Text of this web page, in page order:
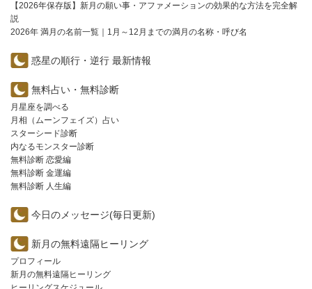
【2026年保存版】新月の願い事・アファメーションの効果的な方法を完全解
説
2026年 満月の名前一覧｜1月～12月までの満月の名称・呼び名
惑星の順行・逆行 最新情報
無料占い・無料診断
月星座を調べる
月相（ムーンフェイズ）占い
スターシード診断
内なるモンスター診断
無料診断 恋愛編
無料診断 金運編
無料診断 人生編
今日のメッセージ(毎日更新)
新月の無料遠隔ヒーリング
プロフィール
新月の無料遠隔ヒーリング